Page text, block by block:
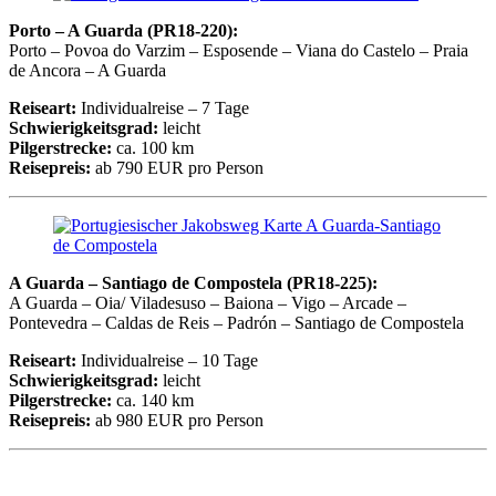
Porto – A Guarda (PR18-220):
Porto – Povoa do Varzim – Esposende – Viana do Castelo – Praia
de Ancora – A Guarda
Reiseart: Individualreise – 7 Tage
Schwierigkeitsgrad: leicht
Pilgerstrecke: ca. 100 km
Reisepreis: ab 790 EUR pro Person
A Guarda – Santiago de Compostela (PR18-225):
A Guarda – Oia/ Viladesuso – Baiona – Vigo – Arcade –
Pontevedra – Caldas de Reis – Padrón – Santiago de Compostela
Reiseart: Individualreise – 10 Tage
Schwierigkeitsgrad: leicht
Pilgerstrecke: ca. 140 km
Reisepreis: ab 980 EUR pro Person